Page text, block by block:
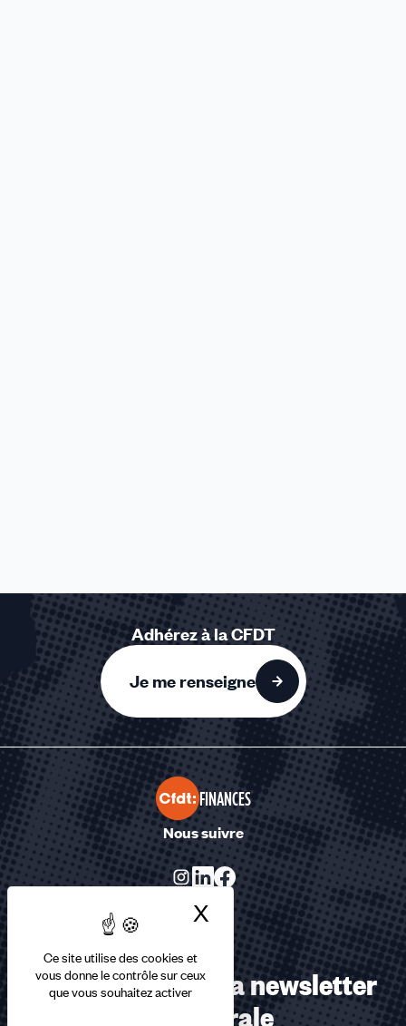
Ce site utilise des cookies et
vous donne le contrôle sur ceux
que vous souhaitez activer
X Masquer le
Adhérez à la CFDT
Je me renseigne
FINANCES
Nous suivre
Abonnez-vous à la newsletter
confédérale